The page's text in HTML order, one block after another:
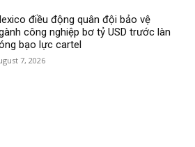
điều động quân đội bảo vệ
công nghiệp bơ tỷ USD trước làn
bạo lực cartel
7, 2026